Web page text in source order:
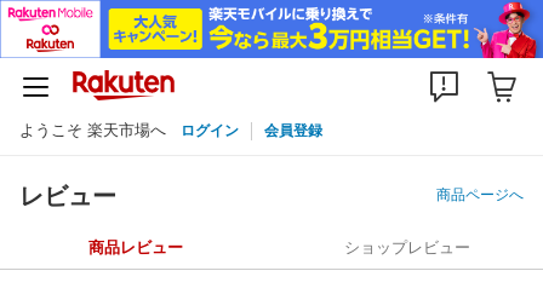
ようこそ 楽天市場へ ログイン 会員登録
レビュー 商品ページへ
商品レビュー ショップレビュー